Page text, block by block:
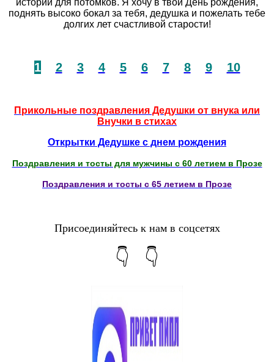
поднять высоко бокал за тебя, дедушка и пожелать тебе
долгих лет счастливой старости!
1 2 3 4 5 6 7 8 9 10
Прикольные поздравления Дедушки от внука или
Внучки в стихах
Открытки Дедушке с днем рождения
Поздравления и тосты для мужчины с 60 летием в Прозе
Поздравления и тосты с 65 летием в Прозе
Присоединяйтесь к нам в соцсетях
👇 👇